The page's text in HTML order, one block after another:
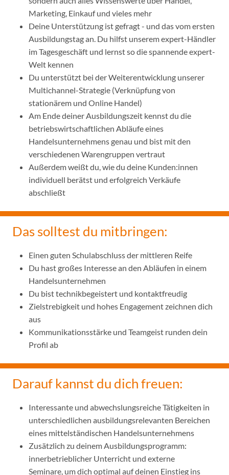
Marketing, Einkauf und vieles mehr
Deine Unterstützung ist gefragt - und das vom ersten
Ausbildungstag an. Du hilfst unserem expert-Händler
im Tagesgeschäft und lernst so die spannende expert-
Welt kennen
Du unterstützt bei der Weiterentwicklung unserer
Multichannel-Strategie (Verknüpfung von
stationärem und Online Handel)
Am Ende deiner Ausbildungszeit kennst du die
betriebswirtschaftlichen Abläufe eines
Handelsunternehmens genau und bist mit den
verschiedenen Warengruppen vertraut
Außerdem weißt du, wie du deine Kunden:innen
individuell berätst und erfolgreich Verkäufe
abschließt
Das solltest du mitbringen:
Einen guten Schulabschluss der mittleren Reife
Du hast großes Interesse an den Abläufen in einem
Handelsunternehmen
Du bist technikbegeistert und kontaktfreudig
Zielstrebigkeit und hohes Engagement zeichnen dich
aus
Kommunikationsstärke und Teamgeist runden dein
Profil ab
Darauf kannst du dich freuen:
Interessante und abwechslungsreiche Tätigkeiten in
unterschiedlichen ausbildungsrelevanten Bereichen
eines mittelständischen Handelsunternehmens
Zusätzlich zu deinem Ausbildungsprogramm:
innerbetrieblicher Unterricht und externe
Seminare, um dich optimal auf deinen Einstieg ins